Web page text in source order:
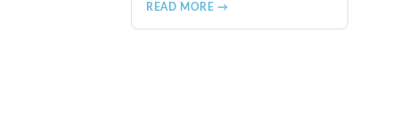
用成效、劑量建議、可能的副作
READ MORE →